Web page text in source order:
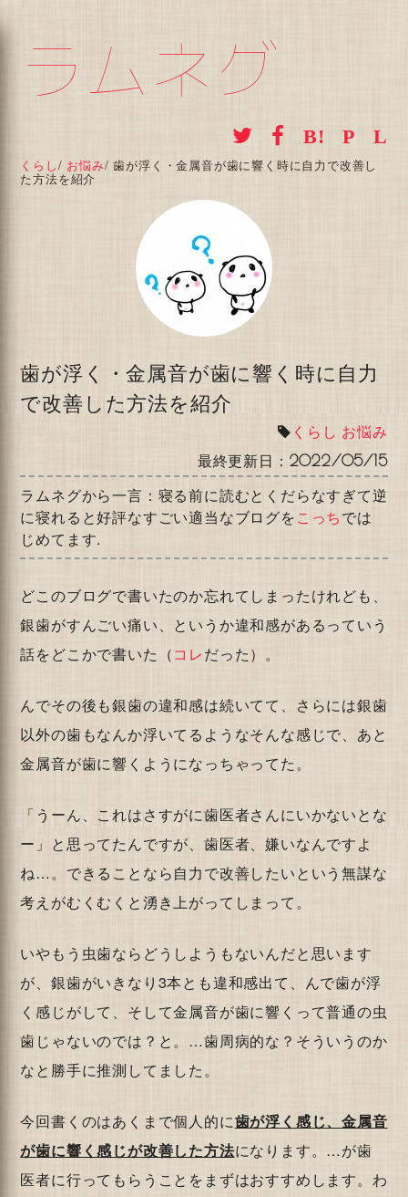
ラムネグ
くらし/ お悩み/歯が浮く・金属音が歯に響く時に自力で改善し
た方法を紹介
歯が浮く・金属音が歯に響く時に自力
で改善した方法を紹介
くらし お悩み
最終更新日： 2022/05/15
ラムネグから一言：寝る前に読むとくだらなすぎて逆
に寝れると好評なすごい適当なブログをこっちでは
じめてます.
どこのブログで書いたのか忘れてしまったけれども、
銀歯がすんごい痛い、というか違和感があるっていう
話をどこかで書いた（コレだった）。
んでその後も銀歯の違和感は続いてて、さらには銀歯
以外の歯もなんか浮いてるようなそんな感じで、あと
金属音が歯に響くようになっちゃってた。
「うーん、これはさすがに歯医者さんにいかないとな
ー」と思ってたんですが、歯医者、嫌いなんですよ
ね…。できることなら自力で改善したいという無謀な
考えがむくむくと湧き上がってしまって。
いやもう虫歯ならどうしようもないんだと思います
が、銀歯がいきなり3本とも違和感出て、んで歯が浮
く感じがして、そして金属音が歯に響くって普通の虫
歯じゃないのでは？と。…歯周病的な？そういうのか
なと勝手に推測してました。
今回書くのはあくまで個人的に歯が浮く感じ、金属音
が歯に響く感じが改善した方法になります。…が歯
医者に行ってもらうことをまずはおすすめします。わ